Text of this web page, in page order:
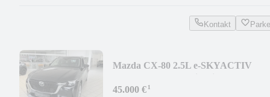
Kontakt
Mazda CX-80 2.5L e-SKYACTIV
45.000 €¹